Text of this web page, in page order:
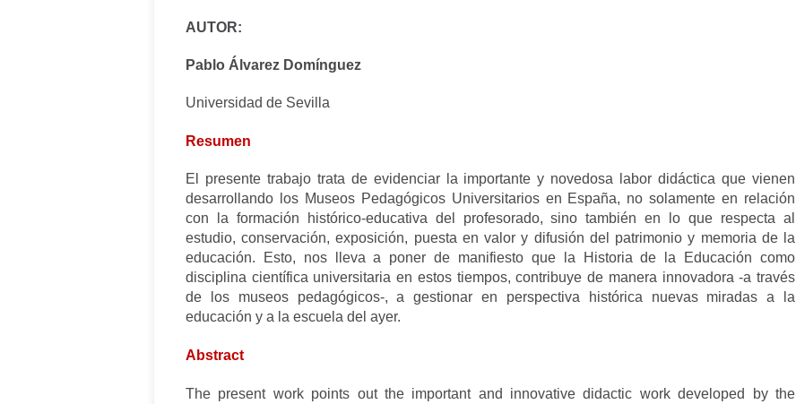
AUTOR:
Pablo Álvarez Domínguez
Universidad de Sevilla
Resumen
El presente trabajo trata de evidenciar la importante y novedosa labor didáctica que vienen
desarrollando los Museos Pedagógicos Universitarios en España, no solamente en relación
con la formación histórico-educativa del profesorado, sino también en lo que respecta al
estudio, conservación, exposición, puesta en valor y difusión del patrimonio y memoria de la
educación. Esto, nos lleva a poner de manifiesto que la Historia de la Educación como
disciplina científica universitaria en estos tiempos, contribuye de manera innovadora -a través
de los museos pedagógicos-, a gestionar en perspectiva histórica nuevas miradas a la
educación y a la escuela del ayer.
Abstract
The present work points out the important and innovative didactic work developed by the